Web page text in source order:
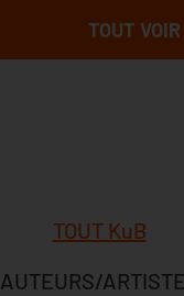
TOUT VOIR
TOUT KuB
AUTEURS/